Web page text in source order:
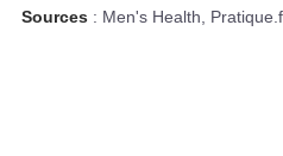
Sources : Men's Health,